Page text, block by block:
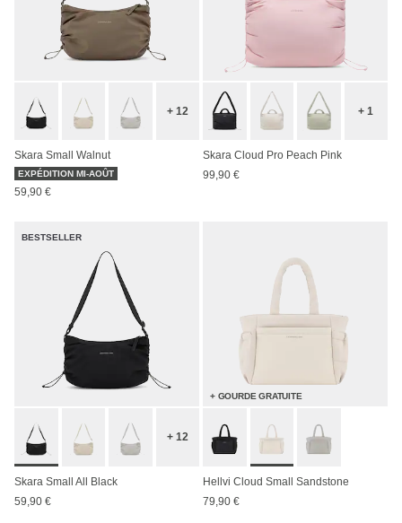
+ 12
Skara Small Walnut
EXPÉDITION MI-AOÛT
59,90 €
+ 1
Skara Cloud Pro Peach Pink
99,90 €
BESTSELLER
+ 12
Skara Small All Black
59,90 €
+ GOURDE GRATUITE
Hellvi Cloud Small Sandstone
79,90 €